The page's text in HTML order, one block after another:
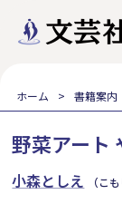
ホーム 書籍案内
野菜アート
小森としえ （こ